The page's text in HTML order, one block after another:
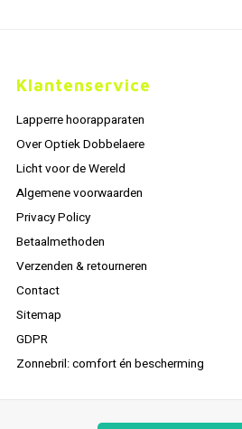
Klantenservice
Lapperre hoorapparaten
Over Optiek Dobbelaere
Licht voor de Wereld
Algemene voorwaarden
Privacy Policy
Betaalmethoden
Verzenden & retourneren
Contact
Sitemap
GDPR
Zonnebril: comfort én bescherming